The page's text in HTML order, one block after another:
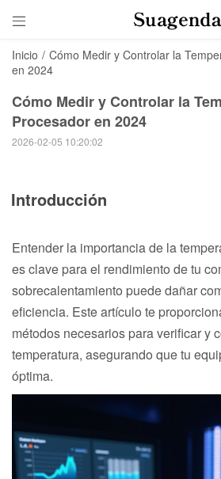

Inicio / Cómo Medir y Controlar la
en 2024
Cómo Medir y Controlar la
Procesador en 2024
2026-02-05 10:20:02
Introducción
Entender la importancia de la
es clave para el rendimiento de tu
sobrecalentamiento puede dañar
eficiencia. Este artículo te
métodos necesarios para verificar y
temperatura, asegurando que tu
óptima.